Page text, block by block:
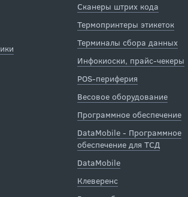
Сканеры штрих кода
Термопринтеры этикеток
Терминалы сбора данных
Инфокиоски, прайс-чекеры
POS-периферия
Весовое оборудование
Программное обеспечение
DataMobile - Программное
обеспечение для ТСД
DataMobile
Клеверенс